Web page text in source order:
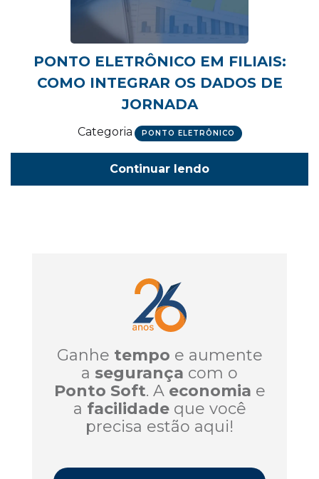
PONTO ELETRÔNICO EM FILIAIS:
COMO INTEGRAR OS DADOS DE
JORNADA
Categoria PONTO ELETRÔNICO
Continuar lendo
Ganhe tempo e aumente
a segurança com o
Ponto Soft. A economia e
a facilidadeque você
precisa estão aqui!